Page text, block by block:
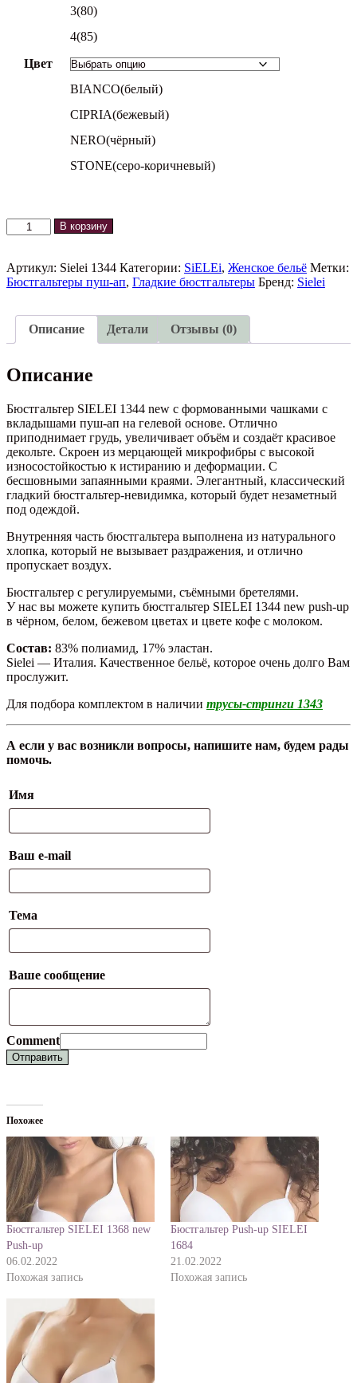
3(80)
4(85)
Цвет
BIANCO(белый)
CIPRIA(бежевый)
NERO(чёрный)
STONE(серо-коричневый)
Количество
товара
SIELEI
1344
В корзину
Артикул: Sielei 1344 Категории: SiELEi, Женское бельё Метки:
Бюстгальтеры пуш-ап, Гладкие бюстгальтеры Бренд: Sielei
Описание Детали Отзывы (0)
Описание
Бюстгальтер SIELEI 1344 new с формованными чашками с
вкладышами пуш-ап на гелевой основе. Отлично
приподнимает грудь, увеличивает объём и создаёт красивое
декольте. Скроен из мерцающей микрофибры с высокой
износостойкостью к истиранию и деформации. С
бесшовными запаянными краями. Элегантный, классический
гладкий бюстгальтер-невидимка, который будет незаметный
под одеждой.
Внутренняя часть бюстгальтера выполнена из натурального
хлопка, который не вызывает раздражения, и отлично
пропускает воздух.
Бюстгальтер с регулируемыми, съёмными бретелями.
У нас вы можете купить бюстгальтер SIELEI 1344 new push-up
в чёрном, белом, бежевом цветах и цвете кофе с молоком.
Состав: 83% полиамид, 17% эластан.
Sielei — Италия. Качественное бельё, которое очень долго Вам
прослужит.
Для подбора комплектом в наличии трусы-стринги 1343
А если у вас возникли вопросы, напишите нам, будем рады
помочь.
Имя
Ваш e-mail
Тема
Ваше сообщение
Comment
Отправить
Похожее
Бюстгальтер SIELEI 1368 new
Push-up
06.02.2022
Похожая запись
Бюстгальтер Push-up SIELEI
1684
21.02.2022
Похожая запись